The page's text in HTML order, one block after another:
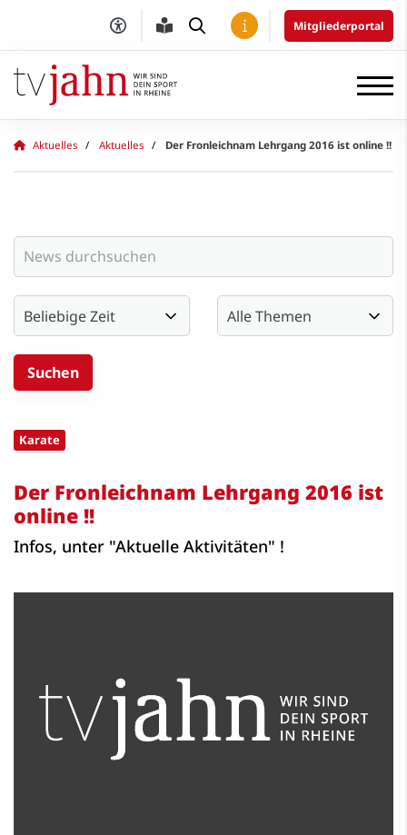
Mitgliederportal
Aktuelles Aktuelles Der Fronleichnam Lehrgang 2016 ist online !!
Karate
Der Fronleichnam Lehrgang 2016 ist
online !!
Infos, unter "Aktuelle Aktivitäten" !